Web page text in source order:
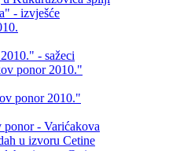
- izvješće
- sažeci
ponor 2010."
ponor 2010."
ponor - Varićakova
u izvoru Cetine